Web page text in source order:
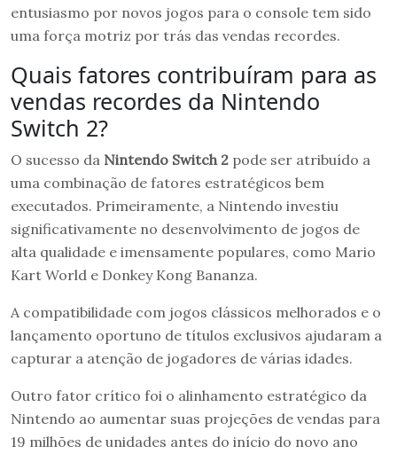
entusiasmo por novos jogos para o console tem sido
uma força motriz por trás das vendas recordes.
Quais fatores contribuíram para as
vendas recordes da Nintendo
Switch 2?
O sucesso da Nintendo Switch 2 pode ser atribuído a
uma combinação de fatores estratégicos bem
executados. Primeiramente, a Nintendo investiu
significativamente no desenvolvimento de jogos de
alta qualidade e imensamente populares, como Mario
Kart World e Donkey Kong Bananza.
A compatibilidade com jogos clássicos melhorados e o
lançamento oportuno de títulos exclusivos ajudaram a
capturar a atenção de jogadores de várias idades.
Outro fator crítico foi o alinhamento estratégico da
Nintendo ao aumentar suas projeções de vendas para
19 milhões de unidades antes do início do novo ano